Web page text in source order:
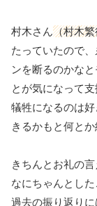
村木さん（村木
たっていたので
ンを断るのかな
とが気になって
犠牲になるのは
きるかもと何とか
きちんとお礼の
なにちゃんとし
過去の振り返りに